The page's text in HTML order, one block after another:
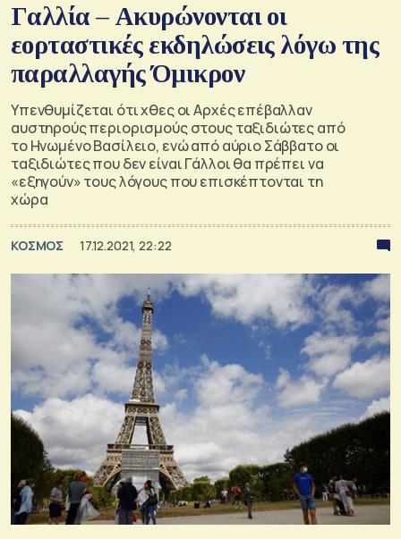
Γαλλία – Ακυρώνονται οι
εορταστικές εκδηλώσεις λόγω της
παραλλαγής Όμικρον
Υπενθυμίζεται ότι χθες οι Αρχές επέβαλλαν
αυστηρούς περιορισμούς στους ταξιδιώτες από
το Ηνωμένο Βασίλειο, ενώ από αύριο Σάββατο οι
ταξιδιώτες που δεν είναι Γάλλοι θα πρέπει να
«εξηγούν» τους λόγους που επισκέπτονται τη
χώρα
ΚΟΣΜΟΣ 17.12.2021, 22:22